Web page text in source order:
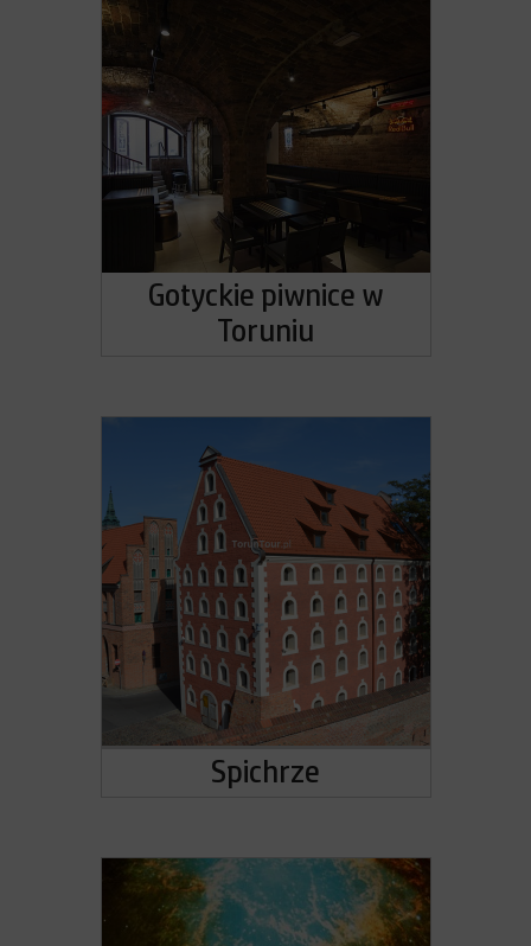
Gotyckie piwnice w
Toruniu
Spichrze